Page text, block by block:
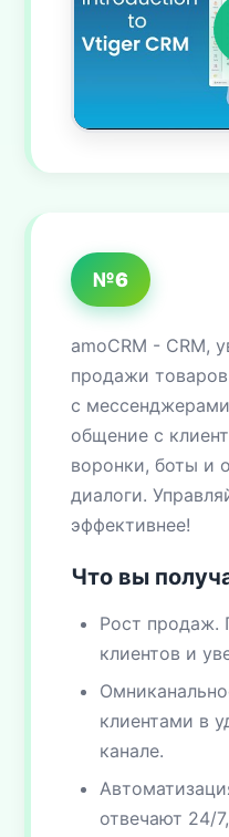
№6
amoCRM - CRM,
продажи
с
общение с
воронки, боты и
диалоги.
эффективнее!
Что вы
Рост продаж.
клиентов и
клиентами в
канале.
отвечают 24/